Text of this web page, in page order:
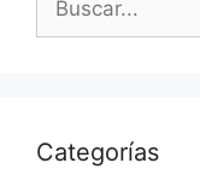
Categorías